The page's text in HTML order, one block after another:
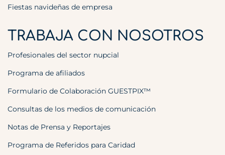
Fiestas navideñas de empresa
TRABAJA CON NOSOTROS
Profesionales del sector nupcial
Programa de afiliados
Formulario de Colaboración GUESTPIX™
Consultas de los medios de comunicación
Notas de Prensa y Reportajes
Programa de Referidos para Caridad